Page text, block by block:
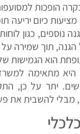
הופכות
מציעות כיום
כגון לוחות
תוך שמירה על
הוא הגמישות
מתאימה
יתר על כן,
מבלי להשבית את